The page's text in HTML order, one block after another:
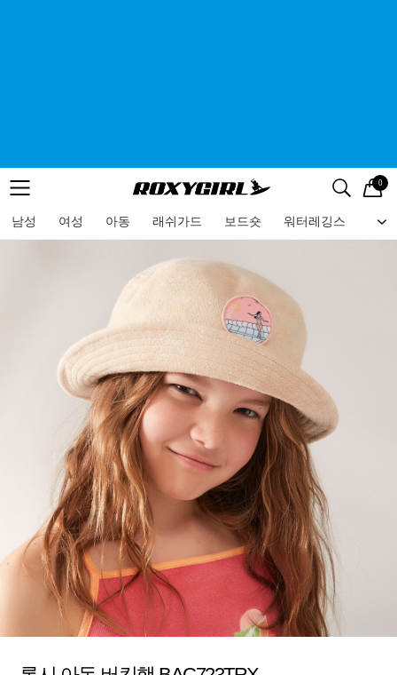
메뉴 검색
로고 0
남성 여성 아동 래쉬가드 보드숏 워터레깅스 비
메뉴